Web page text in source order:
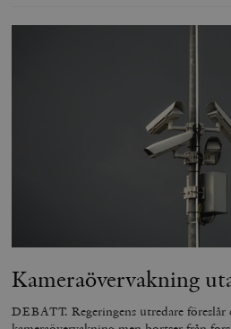
Kameraövervakning
DEBATT. Regeringens utredare föreslår